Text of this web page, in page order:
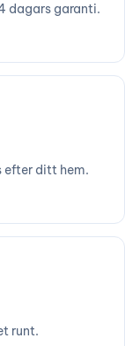
dagars garanti.
efter ditt hem.
runt.